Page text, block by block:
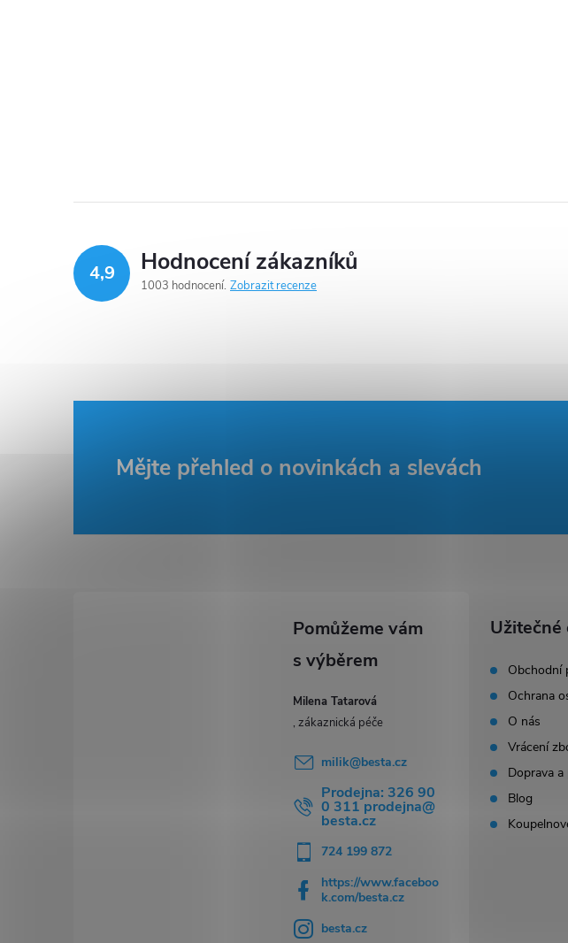
4,9 Hodnocení zákazníků
1003 hodnocení Zobrazit recenze
Mějte přehled o novinkách a slevách
Milena Tatarová
milik@besta.cz
Prodejna: 326 90
0 311 prodejna@
besta.cz
724 199 872
https://www.faceboo
k.com/besta.cz
besta.cz
Užitečné
Obchodní
Ochrana
O nás
Vrácení
Doprava a
Blog